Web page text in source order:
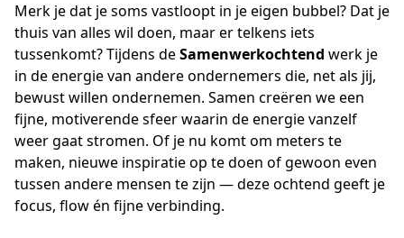
Merk je dat je soms vastloopt in je eigen bubbel? Dat je
thuis van alles wil doen, maar er telkens iets
tussenkomt? Tijdens de Samenwerkochtend werk je
in de energie van andere ondernemers die, net als jij,
bewust willen ondernemen. Samen creëren we een
fijne, motiverende sfeer waarin de energie vanzelf
weer gaat stromen. Of je nu komt om meters te
maken, nieuwe inspiratie op te doen of gewoon even
tussen andere mensen te zijn — deze ochtend geeft je
focus, flow én fijne verbinding.